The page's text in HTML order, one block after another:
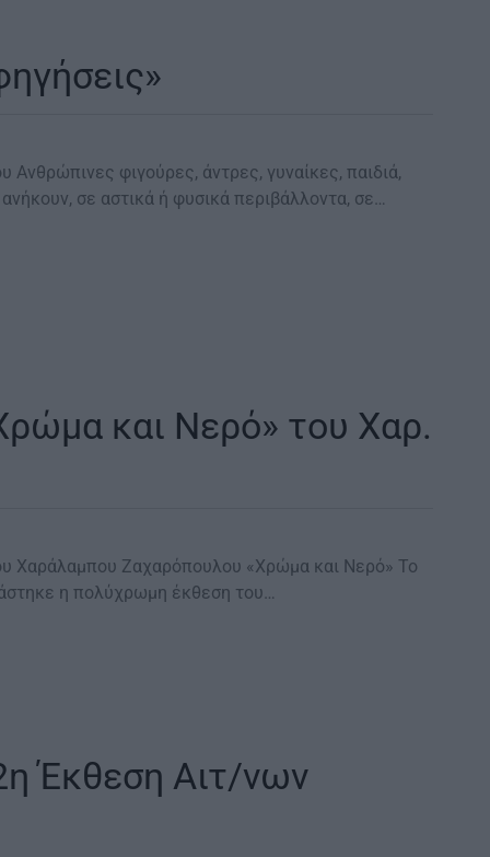
φιγούρες, άντρες, γυναίκες, παιδιά,
σε αστικά ή φυσικά περιβάλλοντα, σε…
και Νερό» του Χαρ.
Χαράλαμπου Ζαχαρόπουλου «Χρώμα και Νερό» Το
η πολύχρωμη έκθεση του…
Έκθεση Αιτ/νων